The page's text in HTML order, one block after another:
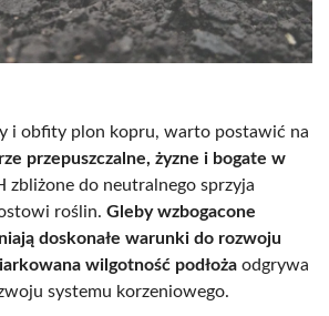
i obfity plon kopru, warto postawić na
przepuszczalne, żyzne i bogate w
zbliżone do neutralnego sprzyja
roślin. Gleby wzbogacone
doskonałe warunki do rozwoju
wilgotność podłoża odgrywa
systemu korzeniowego.